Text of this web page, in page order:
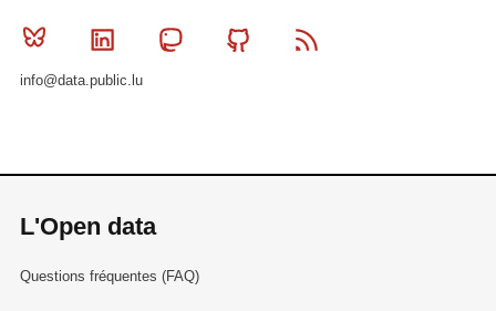
Bluesky Linkedin MastodonGithub
info@data.public.lu
L'Open data
Questions fréquentes (FAQ)